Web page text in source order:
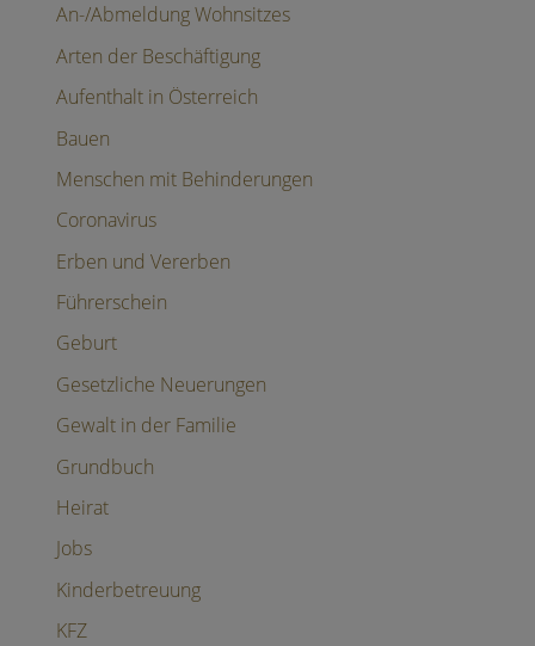
An-/Abmeldung Wohnsitzes
Arten der Beschäftigung
Aufenthalt in Österreich
Bauen
Menschen mit Behinderungen
Coronavirus
Erben und Vererben
Führerschein
Geburt
Gesetzliche Neuerungen
Gewalt in der Familie
Grundbuch
Heirat
Jobs
Kinderbetreuung
KFZ